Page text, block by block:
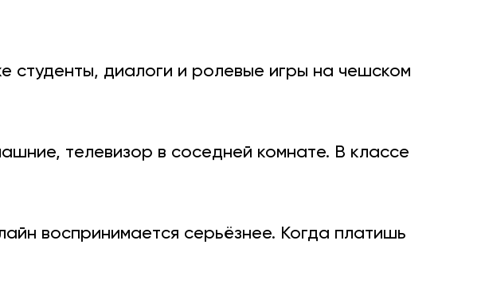
студенты, диалоги и ролевые игры на чешском
телевизор в соседней комнате. В классе
воспринимается серьёзнее. Когда платишь